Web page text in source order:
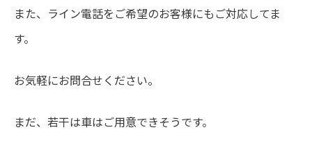
また、ライン電話をご希望のお客様にもご対応してま
す。
お気軽にお問合せください。
まだ、若干は車はご用意できそうです。